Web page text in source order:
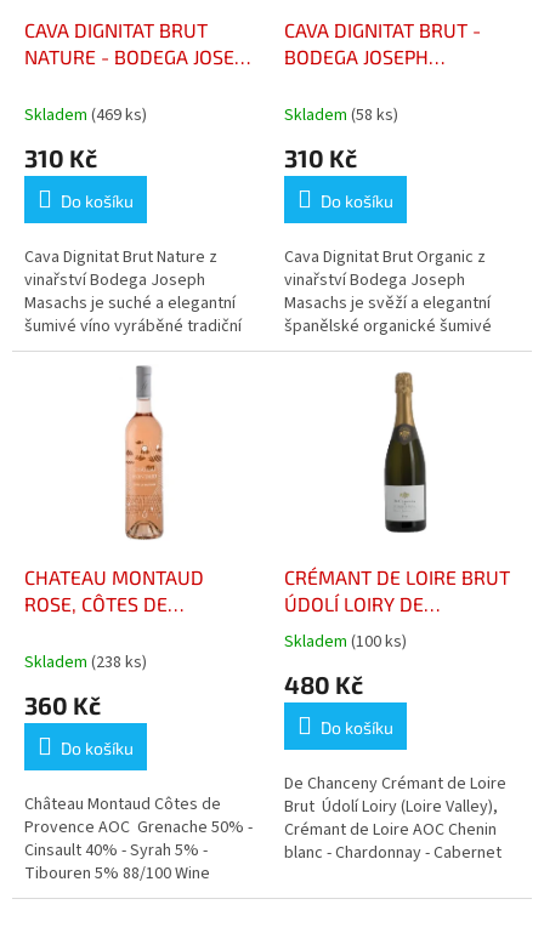
CAVA DIGNITAT BRUT
NATURE - BODEGA JOSEPH
Skladem (469 ks)
310 Kč
Do košíku
Cava Dignitat Brut Nature z
vinařství Bodega Joseph
Masachs je suché a elegantní
šumivé víno vyráběné tradiční
metodou. Nabízí čerstvé aroma
citrusů, zeleného jablka a
CAVA DIGNITAT BRUT -
BODEGA JOSEPH
Skladem (58 ks)
310 Kč
Do košíku
Cava Dignitat Brut Organic z
vinařství Bodega Joseph
Masachs je svěží a elegantní
španělské organické šumivé
víno vyráběné tradiční metodou.
Nabízí aroma citrusů, zeleného...
CHATEAU MONTAUD
ROSE, CÔTES DE
Skladem (238 ks)
360 Kč
Do košíku
Château Montaud Côtes de
Provence AOC Grenache 50% -
Cinsault 40% - Syrah 5% -
Tibouren 5% 88/100 Wine
Enthusiast Stříbrná medaile
CRÉMANT DE LOIRE BRUT
ÚDOLÍ LOIRY DE
CHANCENY
Průměrné
produktu
5,0
5
hvězdiček.
Skladem (100 ks)
480 Kč
Do košíku
De Chanceny Crémant de Loire
Brut Údolí Loiry (Loire Valley),
Crémant de Loire AOC Chenin
blanc - Chardonnay - Cabernet